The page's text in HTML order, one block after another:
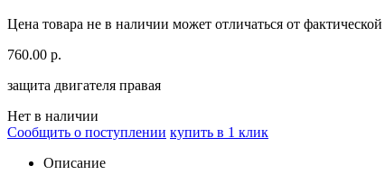
Цена товара не в наличии может отличаться от
760.00 р.
защита двигателя правая
Нет в наличии
Сообщить о поступлении купить в 1 клик
Описание